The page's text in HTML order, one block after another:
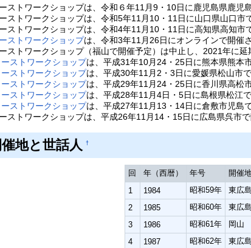
ストワークショップは、令和６年11月9・10日に鹿児島県鹿児
ストワークショップは、令和5年11月10・11日に山口県山口市
ストワークショップは、令和4年11月10・11日に高知県高知市
ストワークショップは、令和3年11月26日にオンラインで開催さ
ストワークショップ（福山で開催予定）は中止し、2021年に延
ストワークショップは、平成31年10月24・25日に熊本県熊本
ストワークショップは、平成30年11月2・3日に愛媛県松山市で
ストワークショップは、平成29年11月24・25日に香川県高松
ストワークショップは、平成28年11月4日・5日に島根県松江で
ストワークショップは、平成27年11月13・14日に倉敷市児島
ストワークショップは、平成26年11月14・15日に広島県呉市で
地と世話人 †
回 年（西暦） 年号 開催
1
1984 昭和59年 東広
2
1985 昭和60年 東広島
3
1986 昭和61年 岡山
4
1987 昭和62年 東広島